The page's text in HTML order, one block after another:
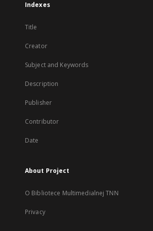
Indexes
Title
Creator
Subject and Keywords
Description
Publisher
Contributor
Date
About Project
O Bibliotece Multimedialnej TNN
Privacy